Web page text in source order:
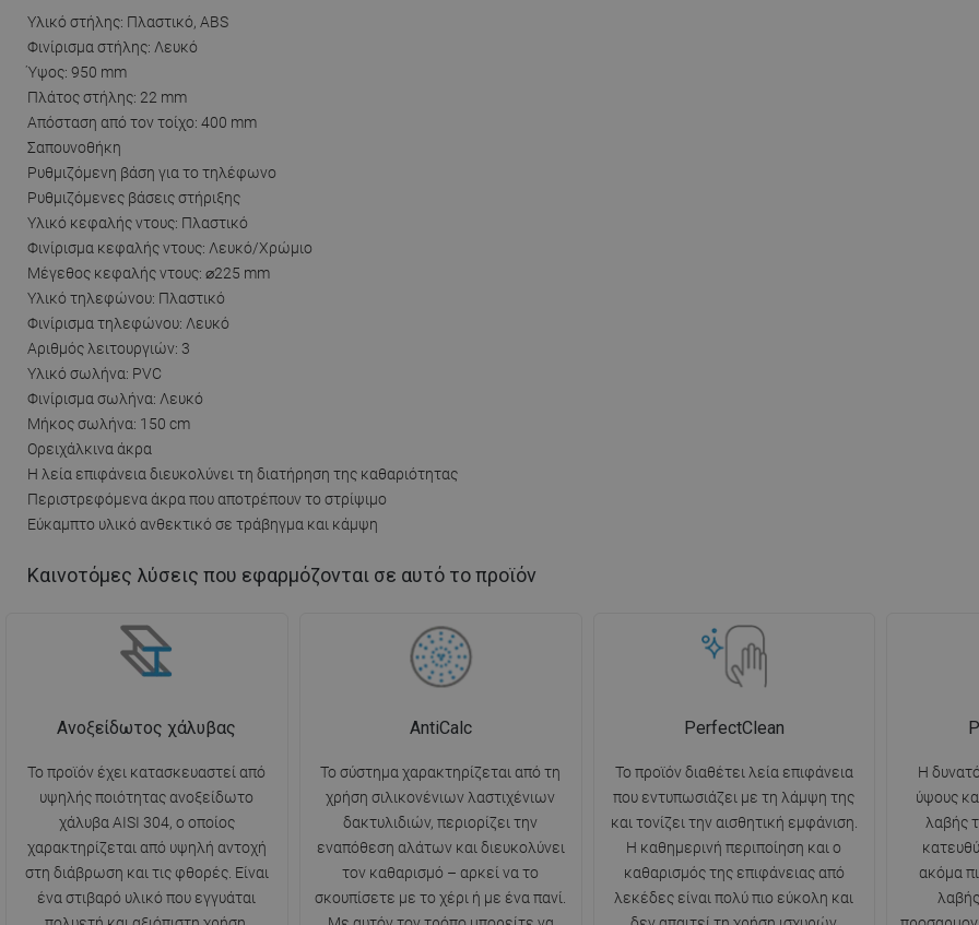
Υλικό στήλης: Πλαστικό, ABS
Φινίρισμα στήλης: Λευκό
Ύψος: 950 mm
Πλάτος στήλης: 22 mm
Απόσταση από τον τοίχο: 400 mm
Σαπουνοθήκη
Ρυθμιζόμενη βάση για το τηλέφωνο
Ρυθμιζόμενες βάσεις στήριξης
Υλικό κεφαλής ντους: Πλαστικό
Φινίρισμα κεφαλής ντους: Λευκό/Χρώμιο
Μέγεθος κεφαλής ντους: ⌀225 mm
Υλικό τηλεφώνου: Πλαστικό
Φινίρισμα τηλεφώνου: Λευκό
Αριθμός λειτουργιών: 3
Υλικό σωλήνα: PVC
Φινίρισμα σωλήνα: Λευκό
Μήκος σωλήνα: 150 cm
Ορειχάλκινα άκρα
Η λεία επιφάνεια διευκολύνει τη διατήρηση της καθαριότητας
Περιστρεφόμενα άκρα που αποτρέπουν το στρίψιμο
Εύκαμπτο υλικό ανθεκτικό σε τράβηγμα και κάμψη
Καινοτόμες λύσεις που εφαρμόζονται σε αυτό το προϊόν
Ανοξείδωτος χάλυβας
Το προϊόν έχει κατασκευαστεί από
υψηλής ποιότητας ανοξείδωτο
χάλυβα AISI 304, ο οποίος
χαρακτηρίζεται από υψηλή αντοχή
στη διάβρωση και τις φθορές. Είναι
ένα στιβαρό υλικό που εγγυάται
AntiCalc
Το σύστημα χαρακτηρίζεται από τη
χρήση σιλικονένιων λαστιχένιων
δακτυλιδιών, περιορίζει την
εναπόθεση αλάτων και διευκολύνει
τον καθαρισμό – αρκεί να το
σκουπίσετε με το χέρι ή με ένα πανί.
PerfectClean
Το προϊόν διαθέτει λεία επιφάνεια
που εντυπωσιάζει με τη λάμψη της
και τονίζει την αισθητική εμφάνιση.
Η καθημερινή περιποίηση και ο
καθαρισμός της επιφάνειας από
λεκέδες είναι πολύ πιο εύκολη και
Η
ύψους
λαβής
ακόμα